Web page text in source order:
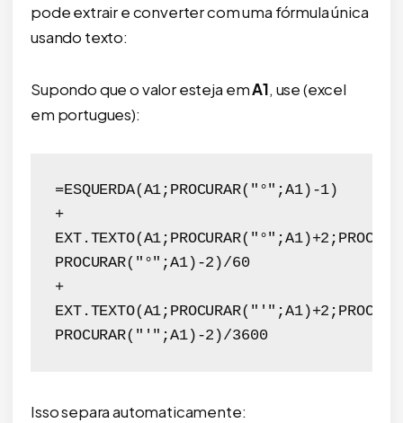
pode extrair e converter com uma fórmula única
usando texto:
Supondo que o valor esteja emA1, use (excel
em portugues):
=ESQUERDA(A1;PROCURAR("°";A1)-1)
+
PROCURAR("°";A1)-2)/60
+
PROCURAR("'";A1)-2)/3600
Isso separa automaticamente: